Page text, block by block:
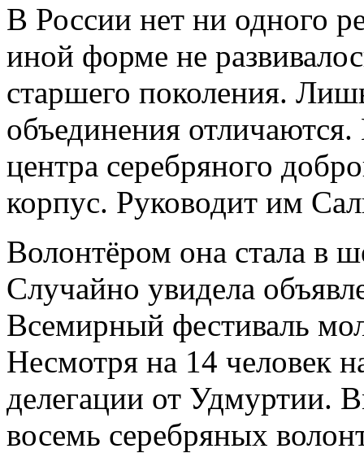
В России нет ни одного
иной форме не
старшего поколения.
объединения
центра серебряного
корпус. Руководит им
Волонтёром она стала в
Случайно увидела
Всемирный фестиваль
Несмотря на 14 человек
делегации от Удмуртии.
восемь серебряных